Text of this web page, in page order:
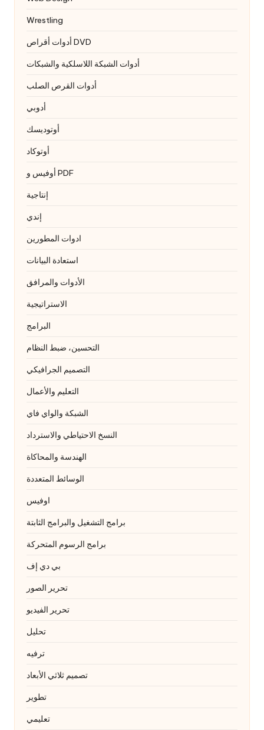
Wrestling
أدوات أقراص DVD
أدوات الشبكة اللاسلكية والشبكات
أدوات القرص الصلب
أدوبي
أوتوديسك
أوتوكاد
أوفيس و PDF
إنتاجية
إندي
ادوات المطورين
استعادة البيانات
الأدوات والمرافق
الاستراتيجية
البرامج
التحسين، ضبط النظام
التصميم الجرافيكي
التعليم والأعمال
الشبكة والواي فاي
النسخ الاحتياطي والاسترداد
الهندسة والمحاكاة
الوسائط المتعددة
اوفيس
برامج التشغيل والبرامج الثابتة
برامج الرسوم المتحركة
بي دي إف
تحرير الصور
تحرير الفيديو
تحليل
ترفيه
تصميم ثلاثي الأبعاد
تطوير
تعليمي